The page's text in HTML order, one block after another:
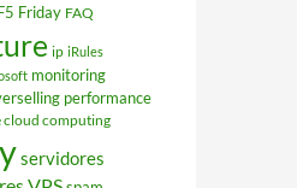
Friday FAQ
ip iRules
monitoring
performance
cloud computing
servidores